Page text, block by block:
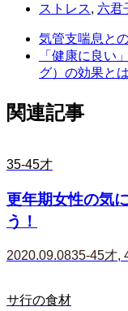
ストレス, 六君
気管支喘息と
「健康に良い
グ）の効果と
関連記事
35-45才
更年期女性の気
う！
2020.09.0835-45才,
サ行の食材